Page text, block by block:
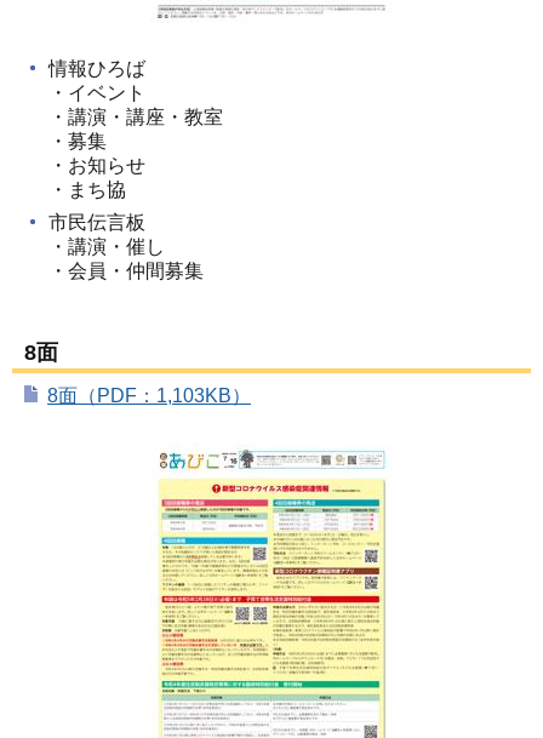
情報ひろば
・イベント
・講演・講座・教室
・募集
・お知らせ
・まち協
市民伝言板
・講演・催し
・会員・仲間募集
8面
8面（PDF：1,103KB）